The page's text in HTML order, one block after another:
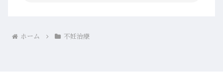
ホーム 不妊治療